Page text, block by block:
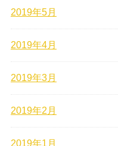
2019年5月
2019年4月
2019年3月
2019年2月
2019年1月